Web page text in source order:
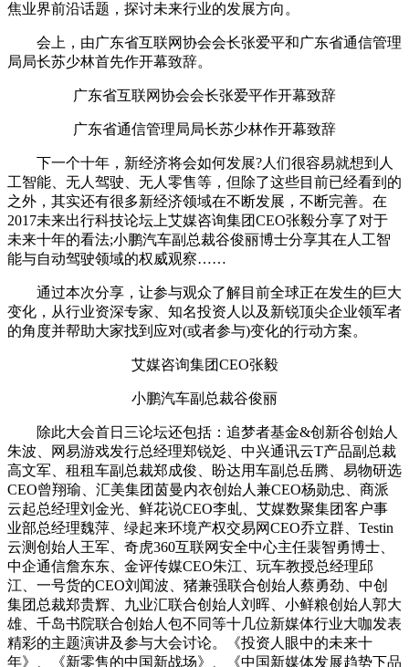
焦业界前沿话题，探讨未来行业的发展方向。
会上，由广东省互联网协会会长张爱平和广东省通信管理
局局长苏少林首先作开幕致辞。
广东省互联网协会会长张爱平作开幕致辞
广东省通信管理局局长苏少林作开幕致辞
下一个十年，新经济将会如何发展?人们很容易就想到人
工智能、无人驾驶、无人零售等，但除了这些目前已经看到的
之外，其实还有很多新经济领域在不断发展，不断完善。在
2017未来出行科技论坛上艾媒咨询集团CEO张毅分享了对于
未来十年的看法;小鹏汽车副总裁谷俊丽博士分享其在人工智
能与自动驾驶领域的权威观察……
通过本次分享，让参与观众了解目前全球正在发生的巨大
变化，从行业资深专家、知名投资人以及新锐顶尖企业领军者
的角度并帮助大家找到应对(或者参与)变化的行动方案。
艾媒咨询集团CEO张毅
小鹏汽车副总裁谷俊丽
除此大会首日三论坛还包括：追梦者基金&创新谷创始人
朱波、网易游戏发行总经理郑锐彣、中兴通讯云T产品副总裁
高文军、租租车副总裁郑成俊、盼达用车副总岳腾、易物研选
CEO曾翔瑜、汇美集团茵曼内衣创始人兼CEO杨勋忠、商派
云起总经理刘金光、鲜花说CEO李虬、艾媒数聚集团客户事
业部总经理魏萍、绿起来环境产权交易网CEO乔立群、Testin
云测创始人王军、奇虎360互联网安全中心主任裴智勇博士、
中企通信詹东东、金评传媒CEO朱江、玩车教授总经理邱
江、一号货的CEO刘闻波、猪兼强联合创始人蔡勇劲、中创
集团总裁郑贵辉、九业汇联合创始人刘晖、小鲜粮创始人郭大
雄、千岛书院联合创始人包不同等十几位新媒体行业大咖发表
精彩的主题演讲及参与大会讨论。《投资人眼中的未来十
年》、《新零售的中国新战场》、《中国新媒体发展趋势下品